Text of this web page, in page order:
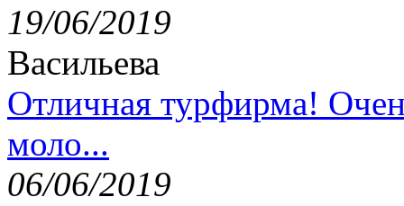
19/06/2019
Васильева
Отличная турфирма!
моло...
06/06/2019